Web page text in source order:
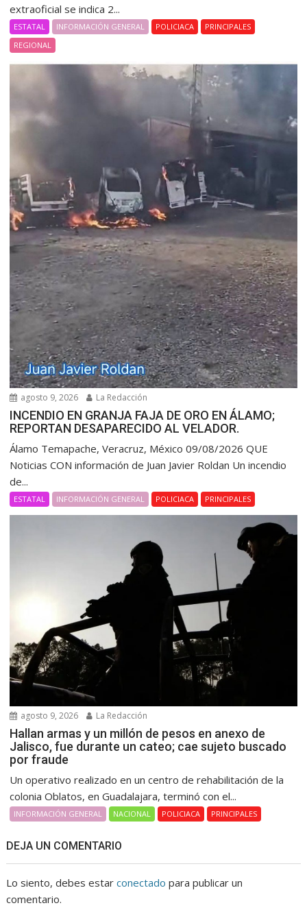
extraoficial se indica 2...
ESTATAL INFORMACIÓN GENERAL POLICIACA
PRINCIPALES
REGIONAL
agosto 9, 2026 La Redacción
INCENDIO EN GRANJA FAJA DE ORO EN ÁLAMO;
REPORTAN DESAPARECIDO AL VELADOR.
Álamo Temapache, Veracruz, México 09/08/2026 QUE
Noticias CON información de Juan Javier Roldan Un incendio
de...
ESTATAL INFORMACIÓN GENERAL POLICIACA PRINCIPALES
agosto 9, 2026 La Redacción
Hallan armas y un millón de pesos en anexo de
Jalisco, fue durante un cateo; cae sujeto buscado
por fraude
Un operativo realizado en un centro de rehabilitación de la
colonia Oblatos, en Guadalajara, terminó con el...
INFORMACIÓN GENERAL NACIONAL POLICIACA PRINCIPALES
DEJA UN COMENTARIO
Lo siento, debes estarconectado para publicar un
comentario.